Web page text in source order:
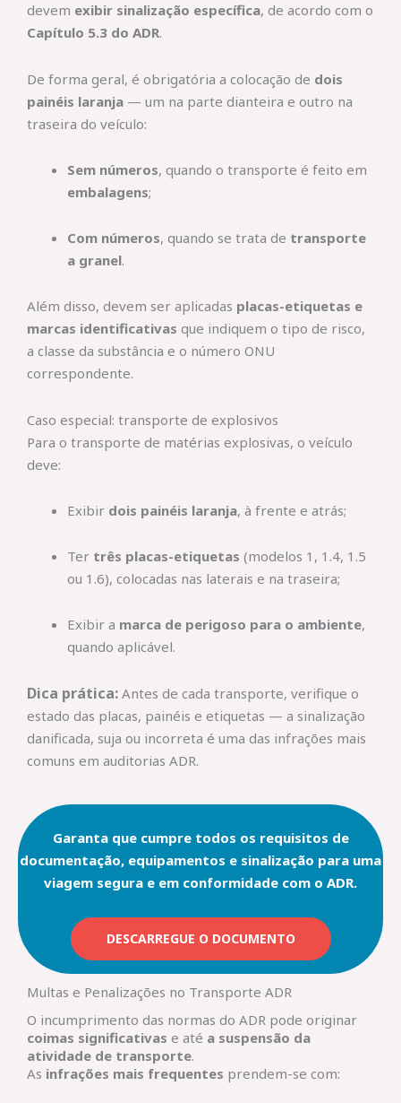
devem exibir sinalização específica, de acordo com o
Capítulo 5.3 do ADR.
De forma geral, é obrigatória a colocação de dois
painéis laranja — um na parte dianteira e outro na
traseira do veículo:
Sem números, quando o transporte é feito em
embalagens;
Com números, quando se trata de transporte
a granel.
Além disso, devem ser aplicadas placas-etiquetas e
marcas identificativas que indiquem o tipo de risco,
a classe da substância e o número ONU
correspondente.
Caso especial: transporte de explosivos
Para o transporte de matérias explosivas, o veículo
deve:
Exibir dois painéis laranja, à frente e atrás;
Ter três placas-etiquetas (modelos 1, 1.4, 1.5
ou 1.6), colocadas nas laterais e na traseira;
Exibir a marca de perigoso para o ambiente,
quando aplicável.
Dica prática: Antes de cada transporte, verifique o
estado das placas, painéis e etiquetas — a sinalização
danificada, suja ou incorreta é uma das infrações mais
comuns em auditorias ADR.
Garanta que cumpre todos os requisitos de
documentação, equipamentos e sinalização para uma
viagem segura e em conformidade com o ADR.
DESCARREGUE O DOCUMENTO
Multas e Penalizações no Transporte ADR
O incumprimento das normas do ADR pode originar
coimas significativas e até a suspensão da
atividade de transporte.
As infrações mais frequentes prendem-se com: